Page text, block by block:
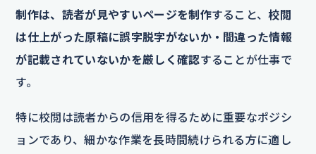
制作は、読者が見やすいページを制作すること、校閲
は仕上がった原稿に誤字脱字がないか・間違った情報
が記載されていないかを厳しく確認することが仕事で
す。
特に校閲は読者からの信用を得るために重要なポジシ
ョンであり、細かな作業を長時間続けられる方に適し